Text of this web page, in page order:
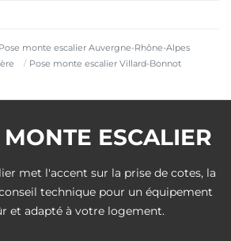
Pose monte escalier Auvergne-Rhône-Alpes
Pose monte escalier Villard-Bonnot
ESCALIER
met l'accent sur la prise de cotes, la
technique pour un équipement
et adapté à votre logement.